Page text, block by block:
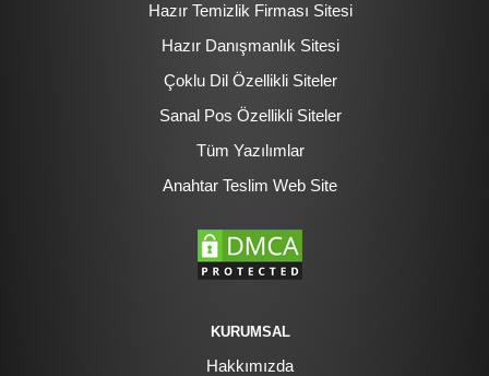
Hazır Temizlik Firması Sitesi
Hazır Danışmanlık Sitesi
Çoklu Dil Özellikli Siteler
Sanal Pos Özellikli Siteler
Tüm Yazılımlar
Anahtar Teslim Web Site
KURUMSAL
Hakkımızda